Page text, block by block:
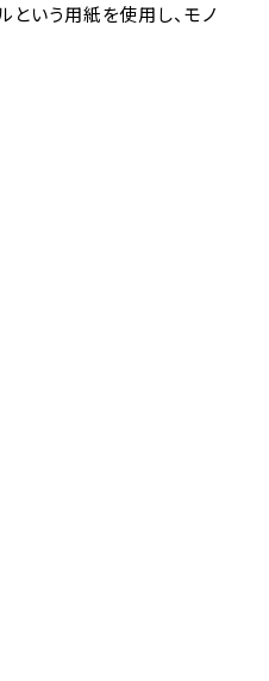
いう用紙を使用し、モノ